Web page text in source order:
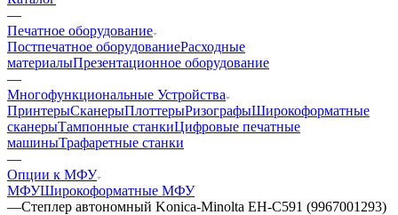
—
Печатное оборудование
Постпечатное оборудованиеРасходные
материалыПрезентационное оборудование
—
Многофункциональные Устройства
ПринтерыСканерыПлоттерыРизографыШирокоформатные
сканерыТампонные станкиЦифровые печатные
машиныТрафаретные станки
—
Опции к МФУ
МФУШирокоформатные МФУ
—Степлер автономный Konica-Minolta EH-C591 (9967001293)